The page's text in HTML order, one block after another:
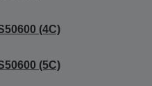
(4C)
(5C)